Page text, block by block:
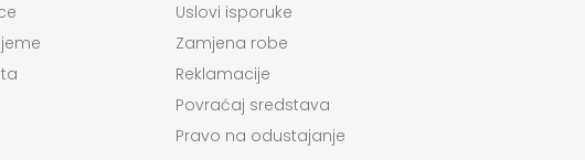
Uslovi isporuke
Zamjena robe
Reklamacije
Povraćaj sredstava
Pravo na odustajanje